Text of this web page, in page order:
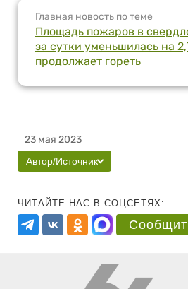
Главная новость по теме
Площадь пожаров в
за сутки уменьшилась на
продолжает гореть
23 мая 2023
Автор/Источник
ЧИТАЙТЕ НАС В СОЦСЕТЯХ: